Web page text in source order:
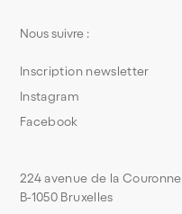
224 avenue de la Couronne
B-1050 Bruxelles
Nous suivre :
Inscription newsletter
Instagram
Facebook